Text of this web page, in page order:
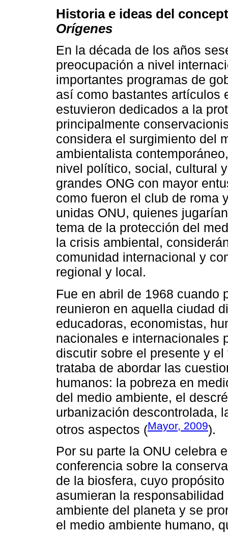
Historia e ideas del
Orígenes
En la década de los años
preocupación a nivel
importantes programas de
así como bastantes artículos
estuvieron dedicados a la
principalmente
considera el surgimiento del
ambientalista
nivel político, social, cultural
grandes ONG con mayor
como fueron el club de roma
unidas ONU, quienes
tema de la protección del
la crisis ambiental,
comunidad internacional y
regional y local.
Fue en abril de 1968 cuando
reunieron en aquella ciudad
educadoras, economistas,
nacionales e internacionales
discutir sobre el presente y
trataba de abordar las
humanos: la pobreza en
del medio ambiente, el
urbanización descontrolada,
otros aspectos (Mayor, 2009).
Por su parte la ONU celebra
conferencia sobre la
de la biosfera, cuyo
asumieran la
ambiente del planeta y se
el medio ambiente humano,